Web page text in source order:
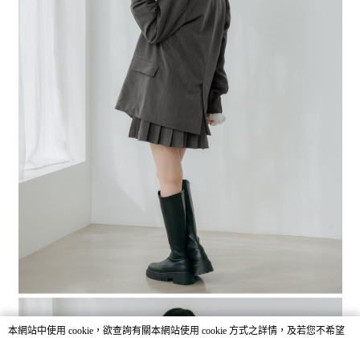
本網站中使用 cookie，欲查詢有關本網站使用 cookie 方式之詳情，及若您不希望